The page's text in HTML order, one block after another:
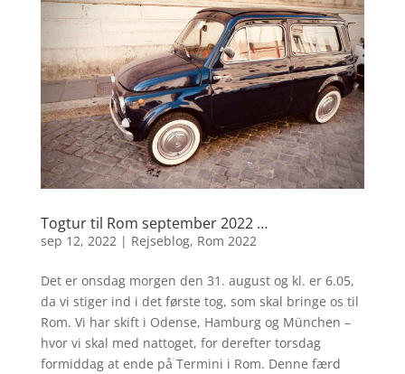
Togtur til Rom september 2022 …
sep 12, 2022 | Rejseblog, Rom 2022
Det er onsdag morgen den 31. august og kl. er 6.05,
da vi stiger ind i det første tog, som skal bringe os til
Rom. Vi har skift i Odense, Hamburg og München –
hvor vi skal med nattoget, for derefter torsdag
formiddag at ende på Termini i Rom. Denne færd